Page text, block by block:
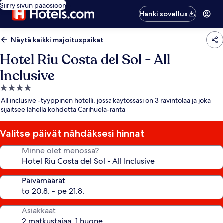
Siirry sivun pääosioon
Hanki sovellus
Näytä kaikki majoituspaikat
Hotel Riu Costa del Sol - All
Inclusive
4.0
tähden
majoituspaikka
All inclusive -tyyppinen hotelli, jossa käytössäsi on 3 ravintolaa ja joka
sijaitsee lähellä kohdetta Carihuela-ranta
Valitse päivät nähdäksesi hinnat
Minne olet menossa?
Päivämäärät
Asiakkaat